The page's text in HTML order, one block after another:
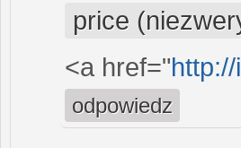
price
<a href="
odpowiedz